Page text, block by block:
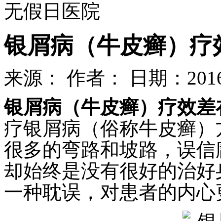
无假日医院
银屑病（牛皮癣）疗
来源： 作者：
日期：
银屑病（牛皮癣）疗效差
疗银屑病（俗称牛皮癣
很多的弯路和坡路，误
却始终是没有很好的治
一种耽误，对患者的内